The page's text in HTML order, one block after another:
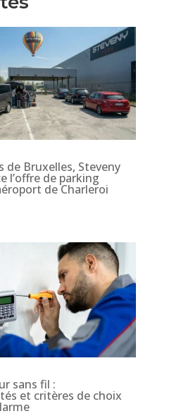
de Bruxelles, Steveny
l’offre de parking
de Charleroi
sans fil :
et critères de choix